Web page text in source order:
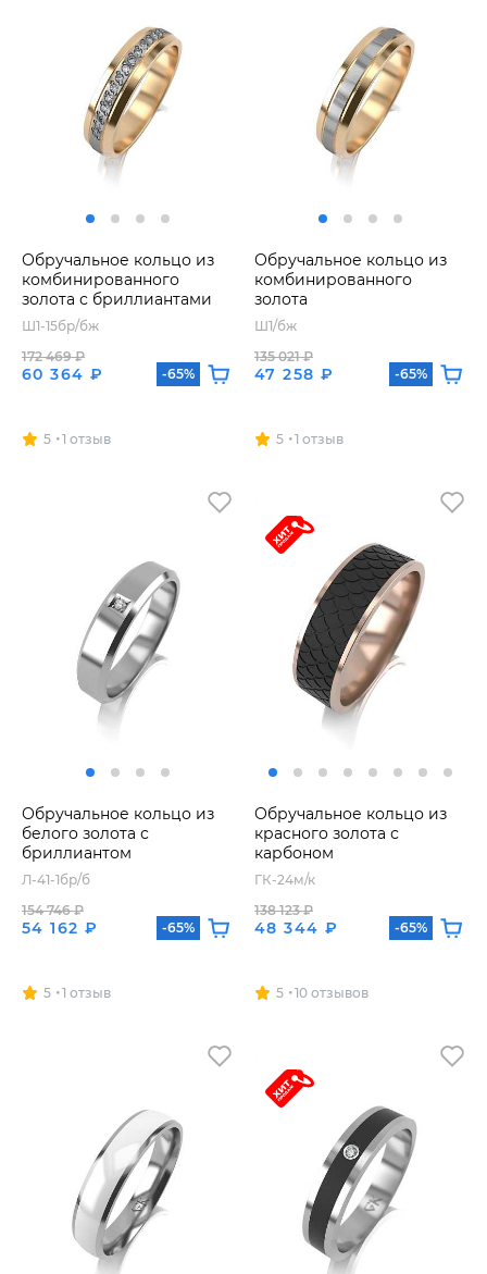
Обручальное кольцо из
комбинированного
золота с бриллиантами
Ш1-15бр/бж
60 364 ₽
172 469 ₽
-65%
5 1 отзыв
Обручальное кольцо из
комбинированного
золота
Ш1/бж
47 258 ₽
135 021 ₽
-65%
5 1 отзыв
Обручальное кольцо из
белого золота с
бриллиантом
Л-41-1бр/б
54 162 ₽
154 746 ₽
-65%
5 1 отзыв
Обручальное кольцо из
красного золота с
карбоном
ГК-24м/к
48 344 ₽
138 123 ₽
-65%
5 10 отзывов